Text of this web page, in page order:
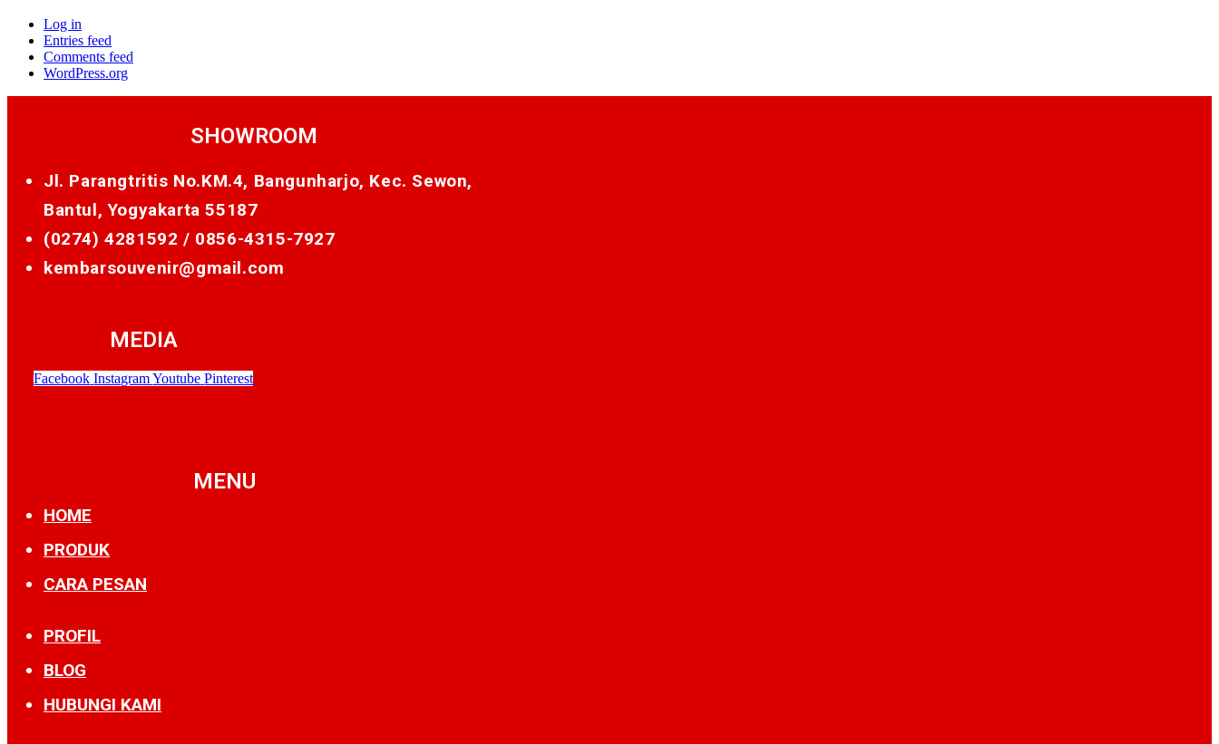
Log in
Entries feed
Comments feed
WordPress.org
SHOWROOM
Jl. Parangtritis No.KM.4, Bangunharjo, Kec. Sewon,
Bantul, Yogyakarta 55187
(0274) 4281592 / 0856-4315-7927
kembarsouvenir@gmail.com
MEDIA
Facebook Instagram Youtube Pinterest
MENU
HOME
PRODUK
CARA PESAN
PROFIL
BLOG
HUBUNGI KAMI